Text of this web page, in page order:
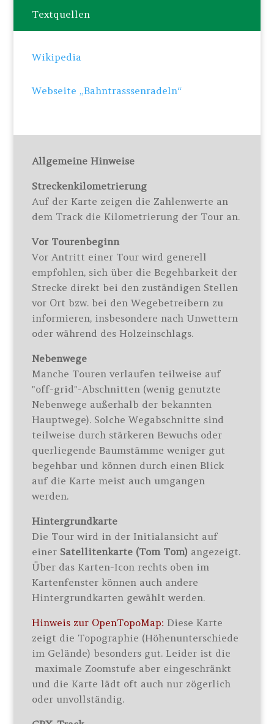
Textquellen
Wikipedia
Webseite „Bahntrasssenradeln“
Allgemeine Hinweise
Streckenkilometrierung
Auf der Karte zeigen die Zahlenwerte an
dem Track die Kilometrierung der Tour an.
Vor Tourenbeginn
Vor Antritt einer Tour wird generell
empfohlen, sich über die Begehbarkeit der
Strecke direkt bei den zuständigen Stellen
vor Ort bzw. bei den Wegebetreibern zu
informieren, insbesondere nach Unwettern
oder während des Holzeinschlags.
Nebenwege
Manche Touren verlaufen teilweise auf
"off-grid"-Abschnitten (wenig genutzte
Nebenwege außerhalb der bekannten
Hauptwege). Solche Wegabschnitte sind
teilweise durch stärkeren Bewuchs oder
querliegende Baumstämme weniger gut
begehbar und können durch einen Blick
auf die Karte meist auch umgangen
werden.
Hintergrundkarte
Die Tour wird in der Initialansicht auf
einer Satellitenkarte (Tom Tom) angezeigt.
Über das Karten-Icon rechts oben im
Kartenfenster können auch andere
Hintergrundkarten gewählt werden.
Hinweis zur OpenTopoMap: Diese Karte
zeigt die Topographie (Höhenunterschiede
im Gelände) besonders gut. Leider ist die
maximale Zoomstufe aber eingeschränkt
und die Karte lädt oft auch nur zögerlich
oder unvollständig.